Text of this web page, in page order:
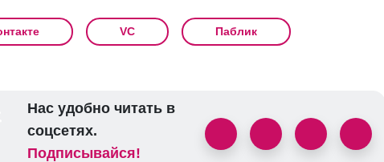
VC Паблик
Нас удобно читать в
соцсетях.
Подписывайся!